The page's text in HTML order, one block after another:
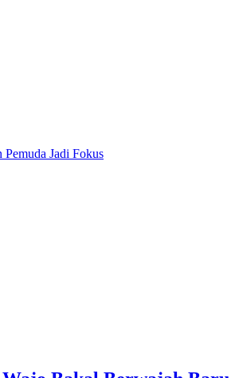
Pemuda Jadi Fokus